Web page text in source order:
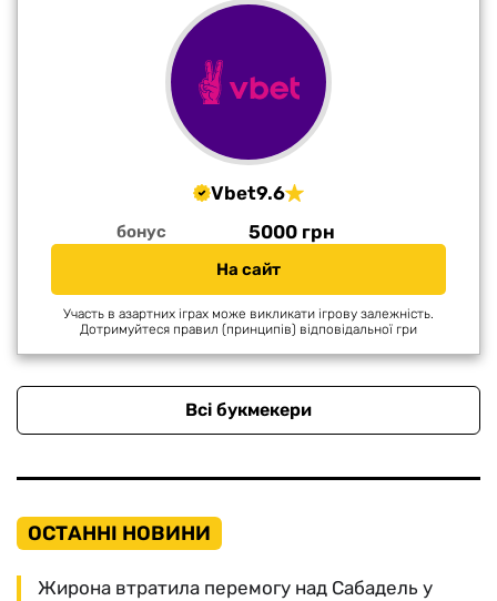
Vbet9.6
бонус 5000 грн
На сайт
Участь в азартних іграх може викликати ігрову залежність.
Дотримуйтеся правил (принципів) відповідальної гри
Всі букмекери
ОСТАННІ НОВИНИ
Жирона втратила перемогу над Сабадель у